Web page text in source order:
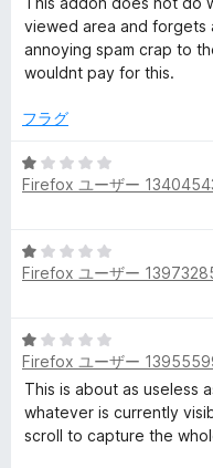
階
中
1
評
viewed area and forgets
annoying spam crap to
wouldnt pay for this.
フラグ
5
段
1
の
Firefox ユーザー
5
段
1
の
評
価
Firefox ユーザー
5
段
階
中
1
Firefox ユーザー
This is about as useless
whatever is currently
scroll to capture the